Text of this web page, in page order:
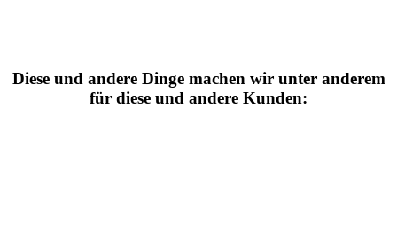
Diese und andere Dinge machen wir unter anderem
für diese und andere Kunden: